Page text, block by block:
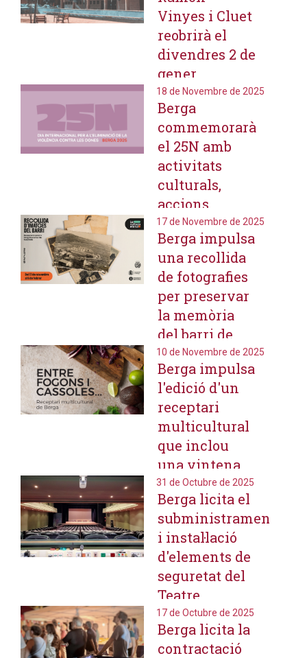
Municipal de
Berga
Vinyes i Cluet
reobrirà el
divendres 2 de
gener
restablint tots
els serveis de
l'equipament
18 de Novembre de 2025
Berga
commemorarà
el 25N amb
activitats
culturals,
accions
comunitàries
i reivindicació
feminista
17 de Novembre de 2025
Berga impulsa
una recollida
de fotografies
per preservar
la memòria
del barri de
Santa Eulàlia
en una futura
exposició
10 de Novembre de 2025
Berga impulsa
l'edició d'un
receptari
multicultural
que inclou
una vintena
de receptes de
diversos
continents del
món
31 de Octubre de 2025
Berga licita el
subministrament
i instal·lació
d'elements de
seguretat del
Teatre
Municipal
17 de Octubre de 2025
Berga licita la
contractació